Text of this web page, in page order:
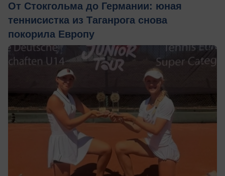
От Стокгольма до Германии: юная
теннисистка из Таганрога снова
покорила Европу